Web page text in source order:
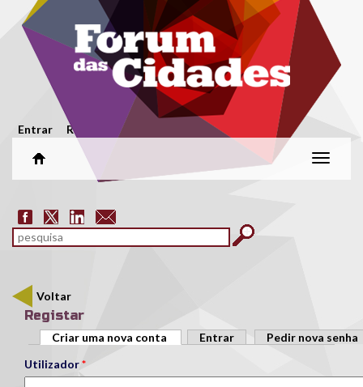
Passar para o conteúdo principal
Menu secundário
Entrar Registar
Alterar
Formulário de pesquisa
pesquisar
Voltar
Registar
Separadores primários
Criar uma nova conta (separador ativo)
Entrar
Pedir nova senha
Utilizador*